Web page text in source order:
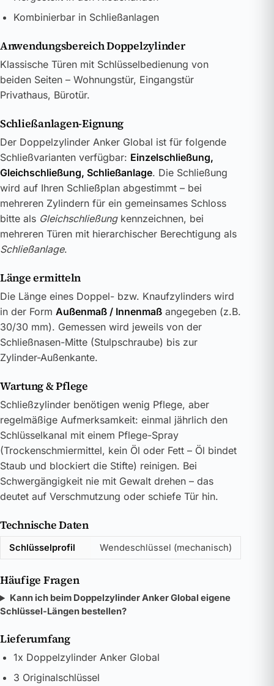
Kombinierbar in Schließanlagen
Anwendungsbereich Doppelzylinder
Klassische Türen mit Schlüsselbedienung von
beiden Seiten – Wohnungstür, Eingangstür
Privathaus, Bürotür.
Schließanlagen-Eignung
Der Doppelzylinder Anker Global ist für folgende
Schließvarianten verfügbar: Einzelschließung,
Gleichschließung, Schließanlage. Die Schließung
wird auf Ihren Schließplan abgestimmt – bei
mehreren Zylindern für ein gemeinsames Schloss
bitte als Gleichschließungkennzeichnen, bei
mehreren Türen mit hierarchischer Berechtigung als
Schließanlage.
Länge ermitteln
Die Länge eines Doppel- bzw. Knaufzylinders wird
in der Form Außenmaß / Innenmaß angegeben (z.B.
30/30 mm). Gemessen wird jeweils von der
Schließnasen-Mitte (Stulpschraube) bis zur
Zylinder-Außenkante.
Wartung & Pflege
Schließzylinder benötigen wenig Pflege, aber
regelmäßige Aufmerksamkeit: einmal jährlich den
Schlüsselkanal mit einem Pflege-Spray
(Trockenschmiermittel, kein Öl oder Fett – Öl bindet
Staub und blockiert die Stifte) reinigen. Bei
Schwergängigkeit nie mit Gewalt drehen – das
deutet auf Verschmutzung oder schiefe Tür hin.
Technische Daten
Schlüsselprofil Wendeschlüssel (mechanisch)
Häufige Fragen
Kann ich beim Doppelzylinder Anker Global eigene
Schlüssel-Längen bestellen?
Lieferumfang
1x Doppelzylinder Anker Global
3 Originalschlüssel